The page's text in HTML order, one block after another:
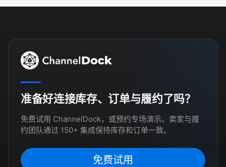
准备好连接库存、订单与履约了吗？
免费试用 ChannelDock，或预约专场演示。卖家与履
约团队通过 150+ 集成保持库存和订单一致。
免费试用